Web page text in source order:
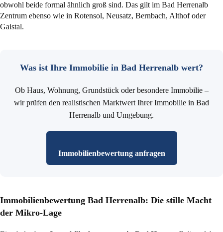
obwohl beide formal ähnlich groß sind. Das gilt im Bad Herrenalb
Zentrum ebenso wie in Rotensol, Neusatz, Bernbach, Althof oder
Gaistal.
Was ist Ihre Immobilie in Bad Herrenalb wert?
Ob Haus, Wohnung, Grundstück oder besondere Immobilie –
wir prüfen den realistischen Marktwert Ihrer Immobilie in Bad
Herrenalb und Umgebung.
Immobilienbewertung anfragen
Immobilienbewertung Bad Herrenalb: Die stille Macht
der Mikro-Lage